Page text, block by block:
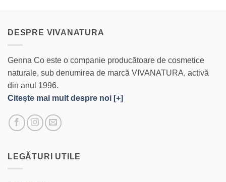
DESPRE VIVANATURA
Genna Co este o companie producătoare de cosmetice
naturale, sub denumirea de marcă VIVANATURA, activă
din anul 1996.
Citeşte mai mult despre noi [+]
LEGĂTURI UTILE